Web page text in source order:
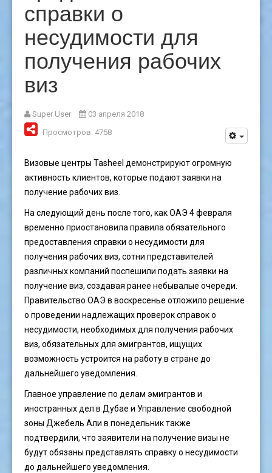
справки о
несудимости для
получения рабочих
виз
Super User
03 апреля 2018
Просмотров: 4758
Визовые центры Tasheel демонстрируют огромную
активность клиентов, которые подают заявки на
получение рабочих виз.
На следующий день после того, как ОАЭ 4 февраля
временно приостановила правила обязательного
предоставления справки о несудимости для
получения рабочих виз, сотни представителей
различных компаний поспешили подать заявки на
получение виз, создавая ранее небывалые очереди.
Правительство ОАЭ в воскресенье отложило решение
о проведении надлежащих проверок справок о
несудимости, необходимых для получения рабочих
виз, обязательных для эмигрантов, ищущих
возможность устроится на работу в стране до
дальнейшего уведомления.
Главное управление по делам эмигрантов и
иностранных дел в Дубае и Управление свободной
зоны Джебель Али в понедельник также
подтвердили, что заявители на получение визы не
будут обязаны представлять справку о несудимости
до дальнейшего уведомления.